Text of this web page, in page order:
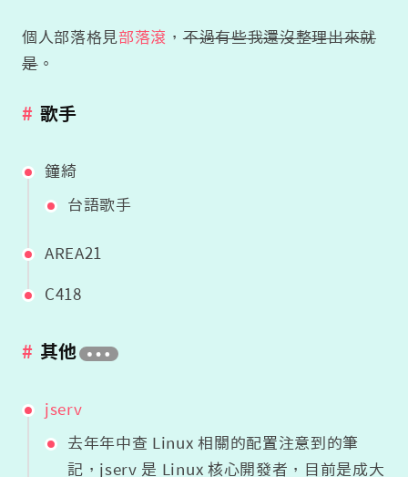
個人部落格見部落滾 ，不過有些我還沒整理出來就
是。
歌手
鐘綺
台語歌手
AREA21
C418
其他
jserv
去年年中查 Linux 相關的配置注意到的筆
記，jserv 是 Linux 核心開發者，目前是成大